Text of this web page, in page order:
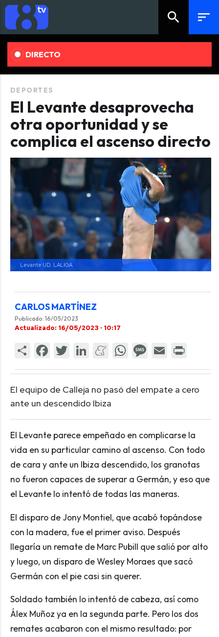
search sort
DIRECTO
DEPORTES
El Levante desaprovecha
otra oportunidad y se
complica el ascenso directo
Levante UD. LALIGA
CARLOS MARTÍNEZ
Publicado: 16/05/2023
Actualizado: 16/05/2023 · 10:17
El equipo de Calleja no pasó del empate a cero
ante un descendido Ibiza
El Levante parece empeñado en complicarse la
vida en su particular camino al ascenso. Con todo
de cara y ante un Ibiza descendido, los granotas
no fueron capaces de superar a Germán, y eso que
el Levante lo intentó de todas las maneras.
El disparo de Jony Montiel, que acabó topándose
con la madera, fue el primer aviso. Después
llegaría un remate de Marc Pubill que salió por alto
y luego, un disparo de Wesley Moraes que sacó
Germán con el pie casi sin querer.
Soldado también lo intentó de cabeza, así como
Álex Muñoz ya en la segunda parte. Pero los dos
remates acabaron con el mismo resultado: por